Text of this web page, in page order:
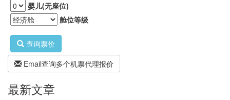
婴儿(无座位)
舱位等级
查询票价
Email查询多个机票代理报价
最新文章